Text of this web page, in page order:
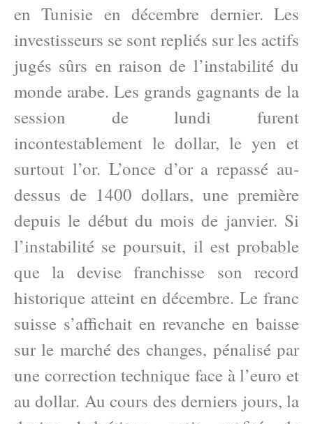
en Tunisie en décembre dernier. Les
investisseurs se sont repliés sur les actifs
jugés sûrs en raison de l’instabilité du
monde arabe. Les grands gagnants de la
session de lundi furent
incontestablement le dollar, le yen et
surtout l’or. L’once d’or a repassé au-
dessus de 1400 dollars, une première
depuis le début du mois de janvier. Si
l’instabilité se poursuit, il est probable
que la devise franchisse son record
historique atteint en décembre. Le franc
suisse s’affichait en revanche en baisse
sur le marché des changes, pénalisé par
une correction technique face à l’euro et
au dollar. Au cours des derniers jours, la